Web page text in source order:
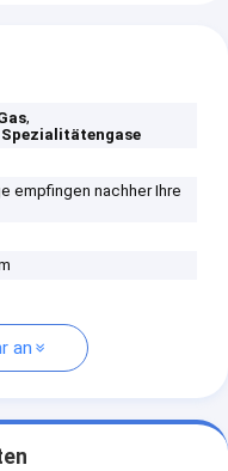
,
empfingen nachher Ihre
an